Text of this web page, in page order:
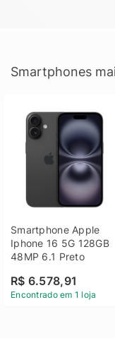
Smartphones
Smartphone Apple
Iphone 16 5G 128GB
48MP 6.1 Preto
R$ 6.578,91
Encontrado em 1 loja